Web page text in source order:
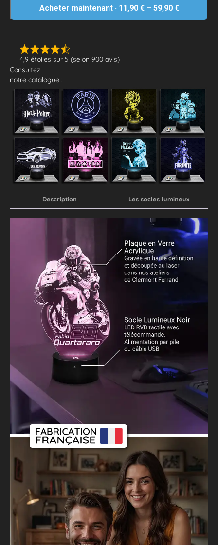
4,9 étoiles sur 5 (selon 900 avis)
Consultez
notre catalogue :
Acheter maintenant · 11,90 €– 59,90 €
Description Les socles lumineux